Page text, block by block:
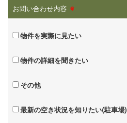
お問い合わせ内容 ※
物件を実際に見たい
物件の詳細を聞きたい
その他
最新の空き状況を知りたい(駐車場)